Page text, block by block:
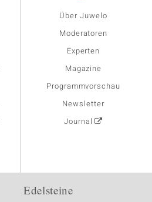
Über Juwelo
Moderatoren
Experten
Magazine
Programmvorschau
Newsletter
Journal
Edelsteine